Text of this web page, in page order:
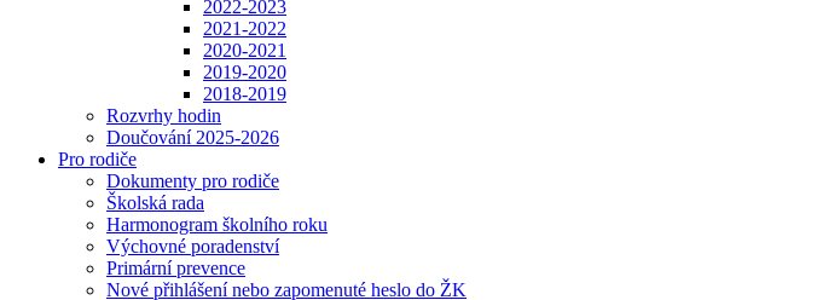
2022-2023
2021-2022
2020-2021
2019-2020
2018-2019
Rozvrhy hodin
Doučování 2025-2026
Pro rodiče
Dokumenty pro rodiče
Školská rada
Harmonogram školního roku
Výchovné poradenství
Primární prevence
Nové přihlášení nebo zapomenuté heslo do ŽK